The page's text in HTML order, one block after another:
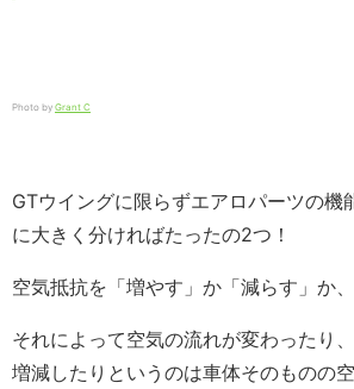
Photo by Grant C
GTウイングに限らずエアロパーツの機
に大きく分ければたったの2つ！
空気抵抗を「増やす」か「減らす」か、
それによって空気の流れが変わったり
増減したりというのは車体そのものの